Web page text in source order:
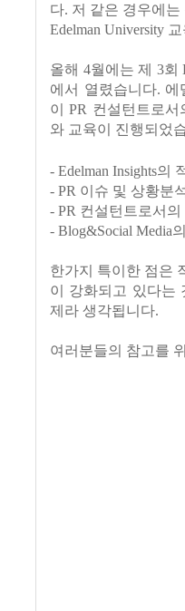
다. 저 같은 경우에
Edelman University
올해 4월에는 제 3회
에서 열렸습니다.
이 PR 컨설턴트로
와 교육이 진행되었
- Edelman Insights의
- PR 이슈 및 상황분
- PR 컨설턴트로서
- Blog&Social Media
한가지 특이한 점은
이 강화되고 있다는
제라 생각됩니다.
여러분들의 참고를